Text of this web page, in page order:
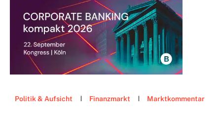
Politik & Aufsicht Finanzmarkt Marktkommentar